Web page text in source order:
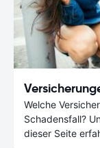
Welche
Schadensfall?
dieser Seite